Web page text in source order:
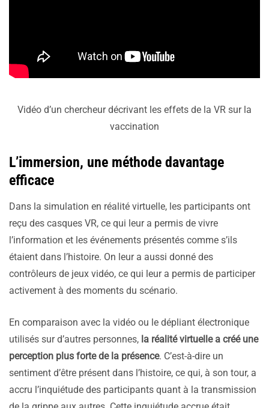
Vidéo d’un chercheur décrivant les effets de la VR sur la
vaccination
L’immersion, une méthode davantage
efficace
Dans la simulation en réalité virtuelle, les participants ont
reçu des casques VR, ce qui leur a permis de vivre
l’information et les événements présentés comme s’ils
étaient dans l’histoire. On leur a aussi donné des
contrôleurs de jeux vidéo, ce qui leur a permis de participer
activement à des moments du scénario.
En comparaison avec la vidéo ou le dépliant électronique
utilisés sur d’autres personnes, la réalité virtuelle a créé une
perception plus forte de la présence. C’est-à-dire un
sentiment d’être présent dans l’histoire, ce qui, à son tour, a
accru l’inquiétude des participants quant à la transmission